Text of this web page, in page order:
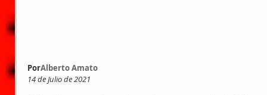
PorAlberto Amato
14 de Julio de 2021